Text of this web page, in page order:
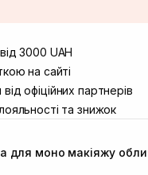
4
Підстригача, 1В (Duck’s
36
Бандери 45
Гудачека 23 (ТЦ Екватор)
3000 UAH
на сайті
від офіційних партнерів
лояльності та знижок
для моно макіяжу